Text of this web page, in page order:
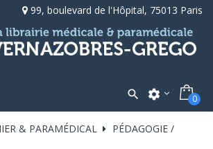
99, boulevard de l'Hôpital, 75013 Paris
 settings 0
& PARAMÉDICAL
PÉDAGOGIE /